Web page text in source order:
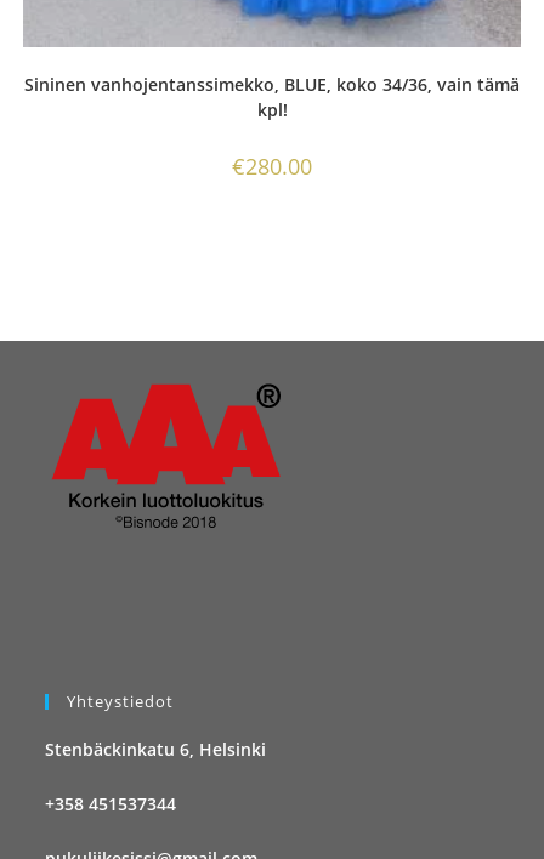
Sininen vanhojentanssimekko, BLUE, koko 34/36, vain tämä
kpl!
€280.00
Yhteystiedot
Stenbäckinkatu 6, Helsinki
+358 451537344